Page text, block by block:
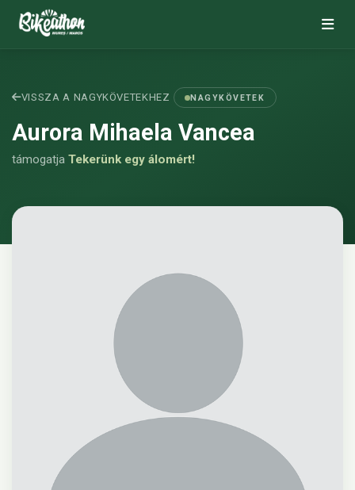
VISSZA A NAGYKÖVETEKHEZ NAGYKÖVETEK
Aurora Mihaela Vancea
támogatja Tekerünk egy álomért!